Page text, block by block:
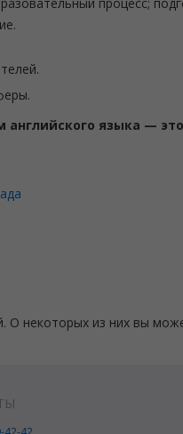
языка —
О некоторых из них вы